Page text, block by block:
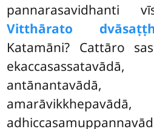
pannarasavidhanti
Vitthārato
Katamāni? Cattāro